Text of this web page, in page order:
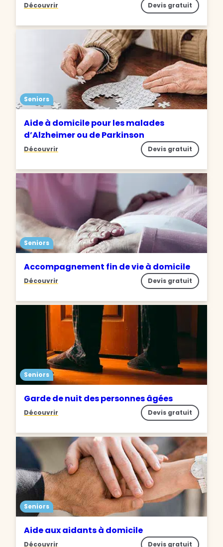
Découvrir Devis gratuit
Seniors
Aide à domicile pour les malades
d’Alzheimer ou de Parkinson
Découvrir Devis gratuit
Seniors
Accompagnement fin de vie à domicile
Découvrir Devis gratuit
Seniors
Garde de nuit des personnes âgées
Découvrir Devis gratuit
Seniors
Aide aux aidants à domicile
Découvrir Devis gratuit